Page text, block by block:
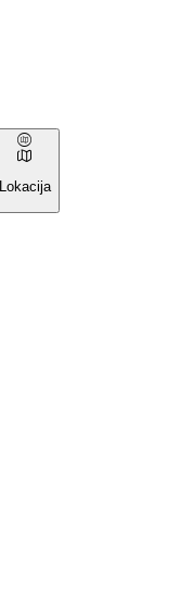
Lokacija